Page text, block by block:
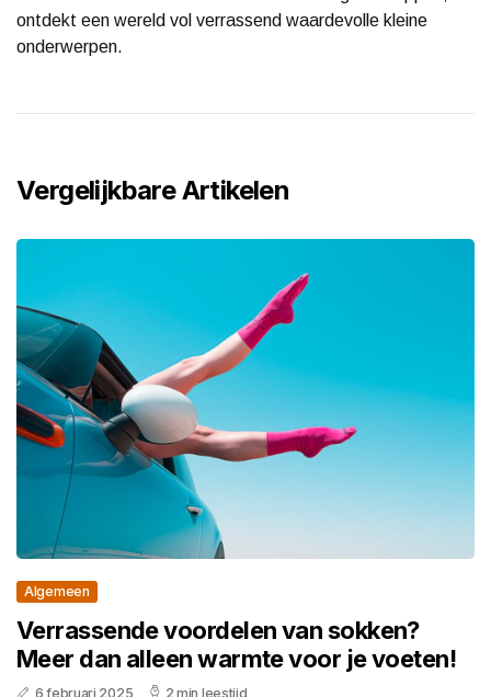
ontdekt een wereld vol verrassend waardevolle kleine
onderwerpen.
Vergelijkbare Artikelen
Algemeen
Verrassende voordelen van sokken?
Meer dan alleen warmte voor je voeten!
6 februari 2025 2 min leestijd